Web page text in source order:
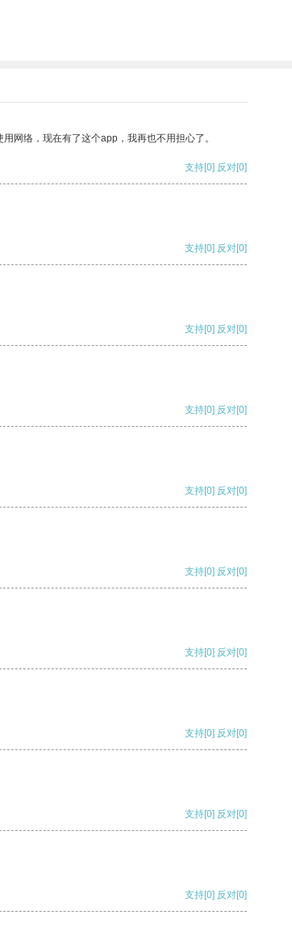
网络，现在有了这个app，我再也不用担心了。
支持[0] 反对[0]
支持[0] 反对[0]
支持[0] 反对[0]
支持[0] 反对[0]
支持[0] 反对[0]
支持[0] 反对[0]
支持[0] 反对[0]
支持[0] 反对[0]
支持[0] 反对[0]
支持[0] 反对[0]